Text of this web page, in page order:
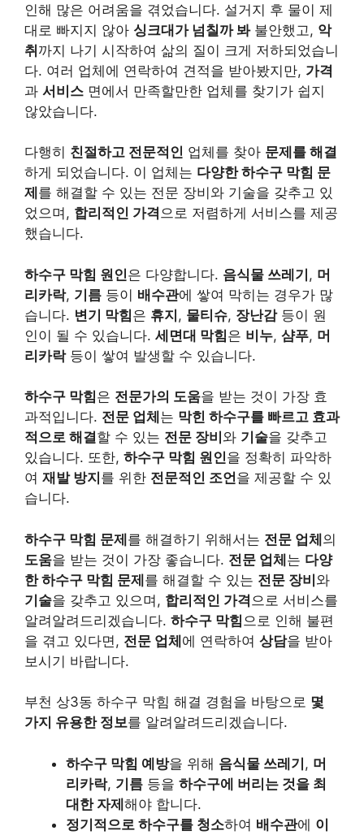
인해 많은 어려움을 겪었습니다. 설거지 후 물이 제
대로 빠지지 않아 싱크대가 넘칠까 봐불안했고, 악
취까지 나기 시작하여 삶의 질이 크게 저하되었습니
다. 여러 업체에 연락하여 견적을 받아봤지만, 가격
과 서비스 면에서 만족할만한 업체를 찾기가 쉽지
않았습니다.
다행히 친절하고 전문적인 업체를 찾아 문제를 해결
하게 되었습니다. 이 업체는 다양한 하수구 막힘 문
제 를 해결할 수 있는 전문 장비와 기술을 갖추고 있
었으며, 합리적인 가격으로 저렴하게 서비스를 제공
했습니다.
하수구 막힘 원인은 다양합니다. 음식물 쓰레기, 머
리카락, 기름 등이 배수관에 쌓여 막히는 경우가 많
습니다. 변기 막힘은 휴지, 물티슈, 장난감등이 원
인이 될 수 있습니다. 세면대 막힘은 비누, 샴푸, 머
리카락등이 쌓여 발생할 수 있습니다.
하수구 막힘은 전문가의 도움을 받는 것이 가장 효
과적입니다. 전문 업체 는 막힌 하수구를 빠르고 효과
적으로 해결할 수 있는 전문 장비 와 기술을 갖추고
있습니다. 또한, 하수구 막힘 원인을 정확히 파악하
여 재발 방지 를 위한 전문적인 조언을 제공할 수 있
습니다.
하수구 막힘 문제를 해결하기 위해서는 전문 업체의
도움을 받는 것이 가장 좋습니다. 전문 업체는 다양
한 하수구 막힘 문제를 해결할 수 있는 전문 장비와
기술을 갖추고 있으며, 합리적인 가격 으로 서비스를
알려알려드리겠습니다. 하수구 막힘 으로 인해 불편
을 겪고 있다면, 전문 업체에 연락하여 상담을 받아
보시기 바랍니다.
부천 상3동 하수구 막힘 해결 경험을 바탕으로 몇
가지 유용한 정보를 알려알려드리겠습니다.
하수구 막힘 예방을 위해 음식물 쓰레기, 머
리카락, 기름 등을 하수구에 버리는 것을 최
대한 자제해야 합니다.
정기적으로 하수구를 청소하여 배수관에 이